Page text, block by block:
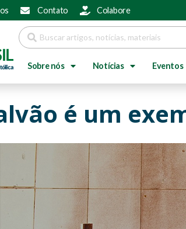
Contato Colabore
Sobre nós Notícias Eventos
é um